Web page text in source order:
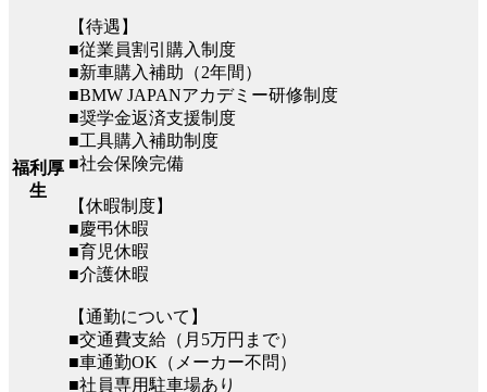
福利厚
生
【待遇】
■従業員割引購入制度
■新車購入補助（2年間）
■BMW JAPANアカデミー研修制度
■奨学金返済支援制度
■工具購入補助制度
■社会保険完備
【休暇制度】
■慶弔休暇
■育児休暇
■介護休暇
【通勤について】
■交通費支給（月5万円まで）
■車通勤OK（メーカー不問）
■社員専用駐車場あり